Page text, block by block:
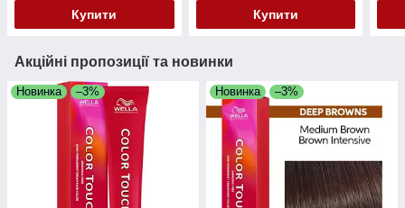
Купити Купити
Акційні пропозиції та новинки
Новинка –3% Новинка –3%